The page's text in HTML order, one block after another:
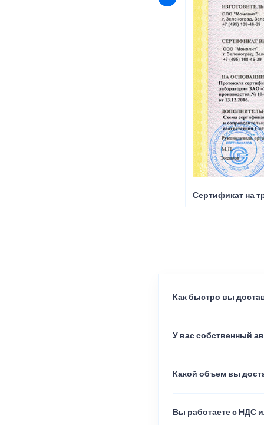
Сертификат на
Как быстро вы
У вас собственный
Какой объем вы
Вы работаете с НДС